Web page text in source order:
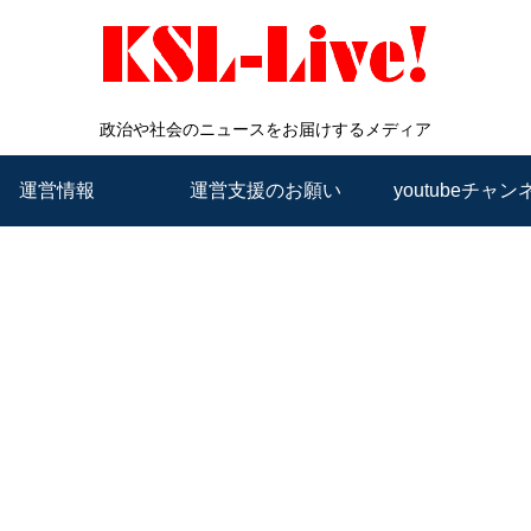
政治や社会のニュースをお届けするメディア
運営情報 運営支援のお願い youtubeチャン